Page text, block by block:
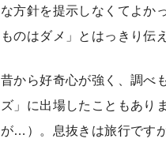
な方針を提示しなくてよか
ものはダメ」とはっきり伝
昔から好奇心が強く、調べ
ズ」に出場したこともあり
が…）。息抜きは旅行です